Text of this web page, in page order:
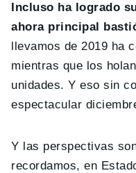
Incluso ha logrado
ahora principal
llevamos de 2019 ha
mientras que los
unidades. Y eso sin
espectacular
Y las perspectivas
recordamos, en